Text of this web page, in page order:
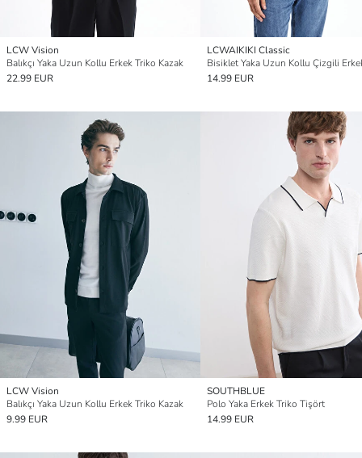
LCW Vision
Balıkçı Yaka Uzun Kollu Erkek Triko Kazak
22.99 EUR
LCWAIKIKI Classic
14.99 EUR
LCW Vision
Balıkçı Yaka Uzun Kollu Erkek Triko Kazak
9.99 EUR
SOUTHBLUE
Polo Yaka Erkek Triko Tişört
14.99 EUR